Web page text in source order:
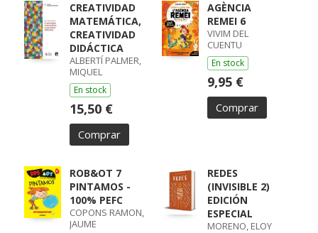
CREATIVIDAD
MATEMÁTICA,
CREATIVIDAD
DIDÁCTICA
ALBERTÍ PALMER,
MIQUEL
En stock
15,50 €
Comprar
AGÈNCIA
REMEI 6
VIVIM DEL
CUENTU
En stock
9,95 €
Comprar
ROB&OT 7
PINTAMOS -
100% PEFC
COPONS RAMON,
JAUME
REDES
(INVISIBLE 2)
EDICIÓN
ESPECIAL
MORENO, ELOY